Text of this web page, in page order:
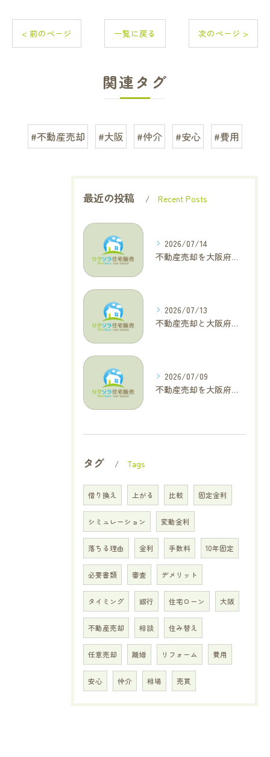
< 前のページ 一覧に戻る 次のページ >
関連タグ
#不動産売却 #大阪 #仲介 #安心 #費用
最近の投稿 Recent Posts
2026/07/14
不動産売却を大阪府大東市で成功へ導くためのAIOに適した基本コラム
2026/07/13
不動産売却と大阪府四條畷市で利益最大化を叶えるコラム特集
2026/07/09
不動産売却を大阪府交野市で成功に導く三大タブー回避と高価格査定の極意
タグ Tags
借り換え 上がる 比較 固定金利
シミュレーション 変動金利
落ちる理由 金利 手数料 10年固定
必要書類 審査 デメリット
タイミング 銀行 住宅ローン 大阪
不動産売却 相談 住み替え
任意売却 離婚 リフォーム 費用
安心 仲介 相場 売買